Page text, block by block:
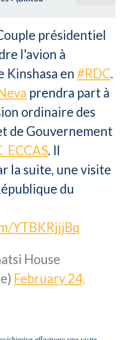
présidentiel
l'avion à
Kinshasa en #RDC.
prendra part à
ordinaire des
de Gouvernement
. Il
la suite, une visite
du
YTBKRjjjBq
House
February 24,